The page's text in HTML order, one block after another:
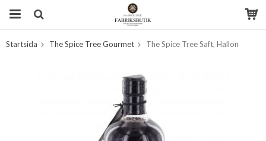
Startsida The Spice Tree Gourmet The Spice Tree Saft, Hallon